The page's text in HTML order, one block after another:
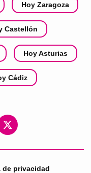
Hoy Zaragoza
Castellón
Hoy Asturias
Cádiz
de privacidad